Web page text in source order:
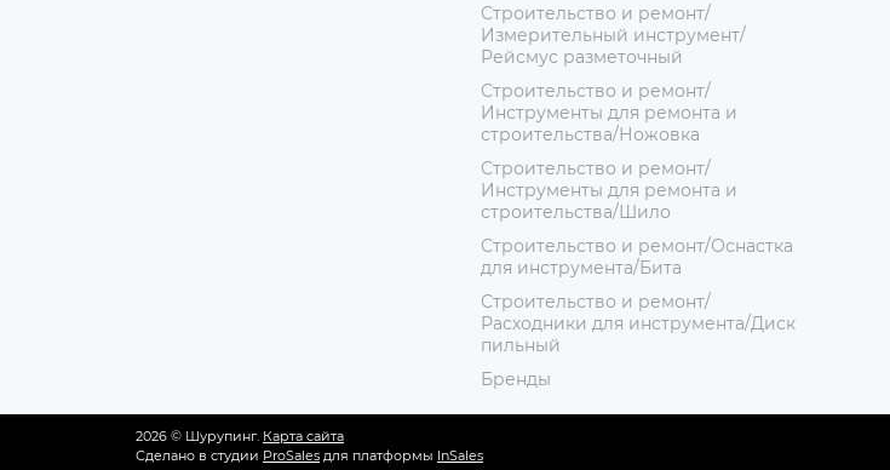
Строительство и ремонт/
Измерительный инструмент/
Рейсмус разметочный
Строительство и ремонт/
Инструменты для ремонта и
строительства/Ножовка
Строительство и ремонт/
Инструменты для ремонта и
строительства/Шило
Строительство и ремонт/Оснастка
для инструмента/Бита
Строительство и ремонт/
Расходники для инструмента/Диск
пильный
Бренды
2026 © Шурупинг. Карта сайта
Сделано в студии ProSales для платформы InSales